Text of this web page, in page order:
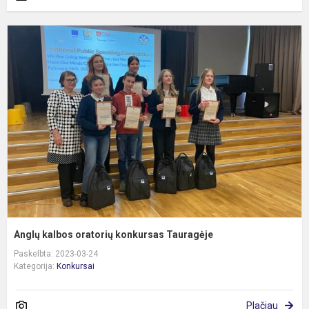
Anglų kalbos oratorių konkursas Tauragėje
Paskelbta: 2023-03-24
Kategorija: Konkursai
Plačiau